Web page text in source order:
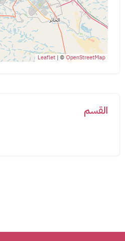
Leaflet | ©OpenStreetMap
القسم